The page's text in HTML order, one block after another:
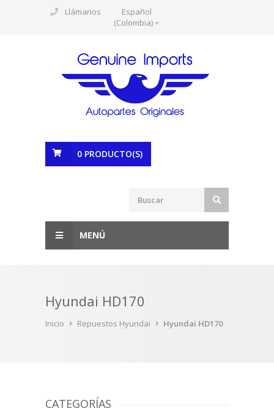
Llámanos
Español
(Colombia)
0 PRODUCTO(S)
MENÚ
Hyundai HD170
Inicio Repuestos Hyundai Hyundai HD170
CATEGORÍAS